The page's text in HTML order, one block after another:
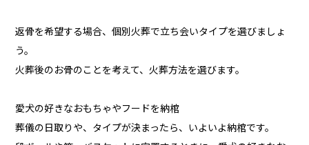
返骨を希望する場合、個別火葬で立ち会いタイプを選びましょ
う。
火葬後のお骨のことを考えて、火葬方法を選びます。
愛犬の好きなおもちゃやフードを納棺
葬儀の日取りや、タイプが決まったら、いよいよ納棺です。